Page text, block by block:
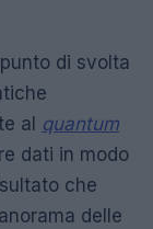
di svolta
al quantum
dati in modo
che
delle